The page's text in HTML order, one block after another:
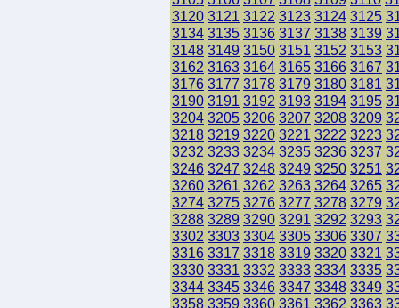
3120 3121 3122 3123 3124 3125
3134 3135 3136 3137 3138 3139
3148 3149 3150 3151 3152 3153
3162 3163 3164 3165 3166 3167
3176 3177 3178 3179 3180 3181
3190 3191 3192 3193 3194 3195
3204 3205 3206 3207 3208 3209
3218 3219 3220 3221 3222 3223
3232 3233 3234 3235 3236 3237
3246 3247 3248 3249 3250 3251
3260 3261 3262 3263 3264 3265
3274 3275 3276 3277 3278 3279
3288 3289 3290 3291 3292 3293
3302 3303 3304 3305 3306 3307
3316 3317 3318 3319 3320 3321
3330 3331 3332 3333 3334 3335
3344 3345 3346 3347 3348 3349
3358 3359 3360 3361 3362 3363